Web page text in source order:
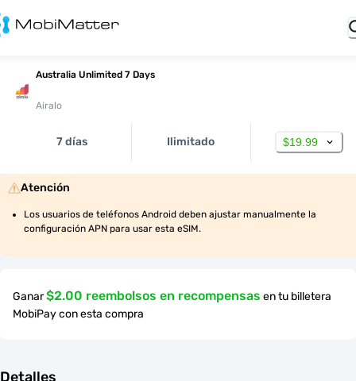
Australia Unlimited 7 Days
Airalo
7 días Ilimitado $19.99
Atención
Los usuarios de teléfonos Android deben ajustar manualmente la
configuración APN para usar esta eSIM.
Ganar$2.00 reembolsos en recompensas en tu billetera
MobiPay con esta compra
Detalles